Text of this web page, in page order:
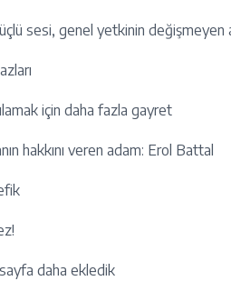
sesi, genel yetkinin
için daha fazla gayret
hakkını veren adam: Erol Battal
daha ekledik